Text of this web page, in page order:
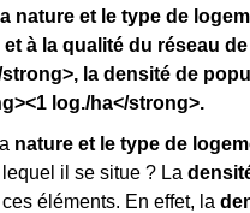
nature et le type de
à la qualité du réseau
la densité de
log./ha</strong>.
nature et le type de
il se situe ? La
éléments. En effet, la